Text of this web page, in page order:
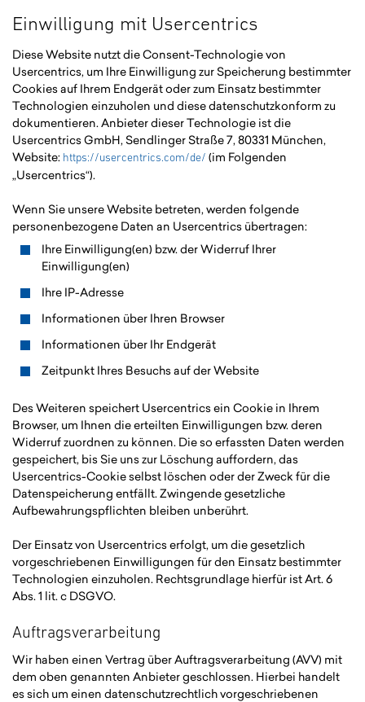
Einwilligung mit Usercentrics
Diese Website nutzt die Consent-Technologie von
Usercentrics, um Ihre Einwilligung zur Speicherung bestimmter
Cookies auf Ihrem Endgerät oder zum Einsatz bestimmter
Technologien einzuholen und diese datenschutzkonform zu
dokumentieren. Anbieter dieser Technologie ist die
Usercentrics GmbH, Sendlinger Straße 7, 80331 München,
Website: https://usercentrics.com/de/ (im Folgenden
„Usercentrics“).
Wenn Sie unsere Website betreten, werden folgende
personenbezogene Daten an Usercentrics übertragen:
Ihre Einwilligung(en) bzw. der Widerruf Ihrer
Einwilligung(en)
Ihre IP-Adresse
Informationen über Ihren Browser
Informationen über Ihr Endgerät
Zeitpunkt Ihres Besuchs auf der Website
Des Weiteren speichert Usercentrics ein Cookie in Ihrem
Browser, um Ihnen die erteilten Einwilligungen bzw. deren
Widerruf zuordnen zu können. Die so erfassten Daten werden
gespeichert, bis Sie uns zur Löschung auffordern, das
Usercentrics-Cookie selbst löschen oder der Zweck für die
Datenspeicherung entfällt. Zwingende gesetzliche
Aufbewahrungspflichten bleiben unberührt.
Der Einsatz von Usercentrics erfolgt, um die gesetzlich
vorgeschriebenen Einwilligungen für den Einsatz bestimmter
Technologien einzuholen. Rechtsgrundlage hierfür ist Art. 6
Abs. 1 lit. c DSGVO.
Auftragsverarbeitung
Wir haben einen Vertrag über Auftragsverarbeitung (AVV) mit
dem oben genannten Anbieter geschlossen. Hierbei handelt
es sich um einen datenschutzrechtlich vorgeschriebenen